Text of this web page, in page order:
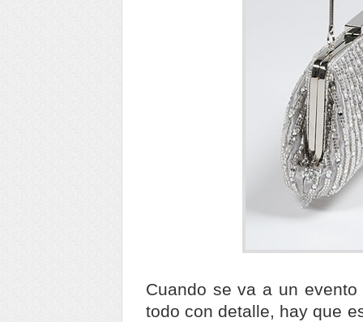
Cuando se va a un
todo con detalle, hay que